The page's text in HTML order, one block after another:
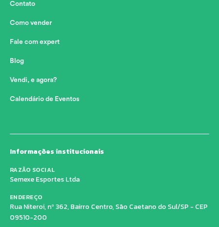
Contato
Como vender
Fale com expert
Blog
Vendi, e agora?
Calendário de Eventos
Informações institucionais
RAZÃO SOCIAL
Semexe Esportes Ltda
ENDEREÇO
Rua Niteroi, nº 362, Bairro Centro, São Caetano do Sul/SP - CEP
09510-200